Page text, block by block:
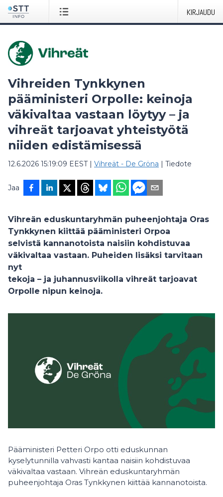
KIRJAUDU
Vihreiden Tynkkynen
pääministeri Orpolle: keinoja
väkivaltaa vastaan löytyy – ja
vihreät tarjoavat yhteistyötä
niiden edistämisessä
12.6.2026 15:19:09 EEST| Vihreät - De Gröna | Tiedote
Jaa
Vihreän eduskuntaryhmän puheenjohtaja Oras
Tynkkynen kiittää pääministeri Orpoa
selvistä kannanotoista naisiin kohdistuvaa
väkivaltaa vastaan. Puheiden lisäksi tarvitaan
nyt
tekoja – ja juhannusviikolla vihreät tarjoavat
Orpolle nipun keinoja.
Pääministeri Petteri Orpo otti eduskunnan
kyselytunnilla vahvasti kantaa naisiin kohdistuvaa
väkivaltaa vastaan. Vihreän eduskuntaryhmän
puheenjohtaja Oras Tynkkynen kiittää kannanotoista.